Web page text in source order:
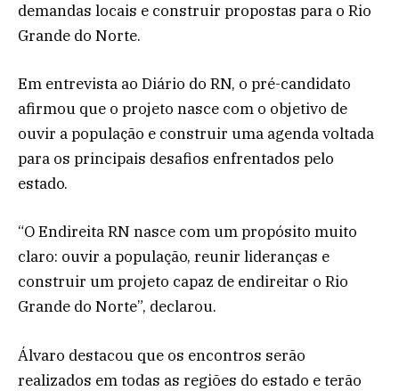
demandas locais e construir propostas para o Rio
Grande do Norte.
Em entrevista ao Diário do RN, o pré-candidato
afirmou que o projeto nasce com o objetivo de
ouvir a população e construir uma agenda voltada
para os principais desafios enfrentados pelo
estado.
“O Endireita RN nasce com um propósito muito
claro: ouvir a população, reunir lideranças e
construir um projeto capaz de endireitar o Rio
Grande do Norte”, declarou.
Álvaro destacou que os encontros serão
realizados em todas as regiões do estado e terão